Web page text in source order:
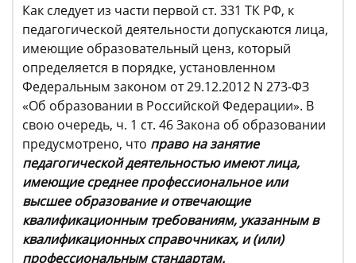
Как следует из части первой ст. 331 ТК РФ, к
педагогической деятельности допускаются лица,
имеющие образовательный ценз, который
определяется в порядке, установленном
Федеральным законом от 29.12.2012 N 273-ФЗ
«Об образовании в Российской Федерации». В
свою очередь, ч. 1 ст. 46 Закона об образовании
предусмотрено, что право на занятие
педагогической деятельностью имеют лица,
имеющие среднее профессиональное или
высшее образование и отвечающие
квалификационным требованиям, указанным в
квалификационных справочниках, и (или)
профессиональным стандартам.